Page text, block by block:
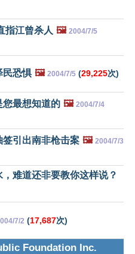
指江曾杀人 🖼️ 2004/7/5
民恐惧 🖼️ 2004/7/5 (29,225次)
您最想知道的 🖼️ 2004/7/4
引出南非枪击案 🖼️ 2004/7/3
难道还非要教你这样说？
7/2 (17,687次)
Foundation Inc.